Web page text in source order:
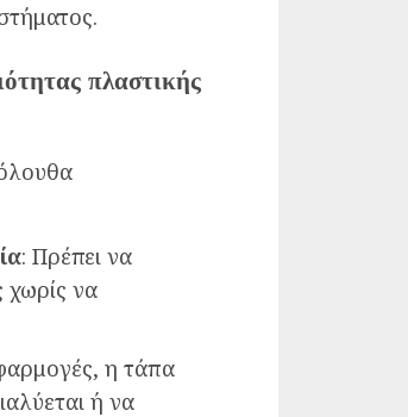
πλαστικής
: Πρέπει να
χωρίς να
η τάπα
ή να